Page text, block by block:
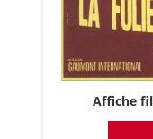
Affiche